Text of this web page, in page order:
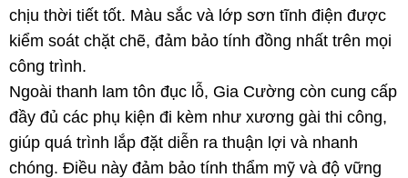
chịu thời tiết tốt. Màu sắc và lớp sơn tĩnh điện được
kiểm soát chặt chẽ, đảm bảo tính đồng nhất trên mọi
công trình.
Ngoài thanh lam tôn đục lỗ, Gia Cường còn cung cấp
đầy đủ các phụ kiện đi kèm như xương gài thi công,
giúp quá trình lắp đặt diễn ra thuận lợi và nhanh
chóng. Điều này đảm bảo tính thẩm mỹ và độ vững